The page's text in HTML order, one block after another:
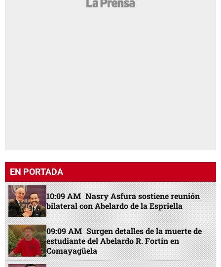
EN PORTADA
10:09 AM Nasry Asfura sostiene reunión
bilateral con Abelardo de la Espriella
09:09 AM Surgen detalles de la muerte de
estudiante del Abelardo R. Fortín en
Comayagüela